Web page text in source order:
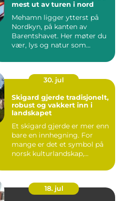
mest ut av turen i nord
Mehamn ligger ytterst på
Nordkyn, på kanten av
Barentshavet. Her møter du
vær, lys og natur som
30. jul
Skigard gjerde tradisjonelt,
robust og vakkert inn i
landskapet
Et skigard gjerde er mer enn
bare en innhegning. For
mange er det et symbol på
norsk kulturlandskap,...
18. jul